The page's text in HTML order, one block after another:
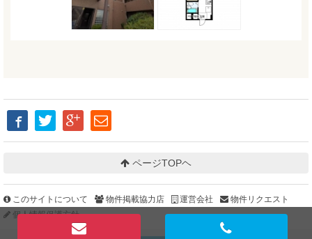
ページTOPヘ
このサイトについて 物件掲載協力店 運営会社
物件リクエスト
個人情報保護方針